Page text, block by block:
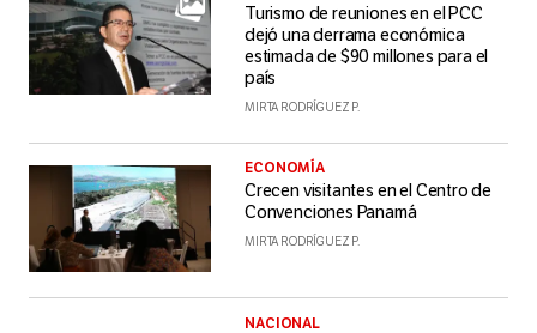
Turismo de reuniones en el PCC
dejó una derrama económica
estimada de $90 millones para el
país
MIRTA RODRÍGUEZ P.
ECONOMÍA
Crecen visitantes en el Centro de
Convenciones Panamá
MIRTA RODRÍGUEZ P.
NACIONAL